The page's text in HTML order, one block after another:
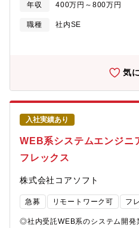
プロジェクトがほとんどであるた
め、興味のある技術や領域に積極
ーバルプロジェクトも多く、英
たコンサルタントとして専門性を
年収 400万円～800万円
職種
社内SE
気
入社実績あり
WEB系システムエンジ
フレックス
株式会社コアソフト
急募 リモートワーク可 フ
◎社内受託WEB系のシステム開発